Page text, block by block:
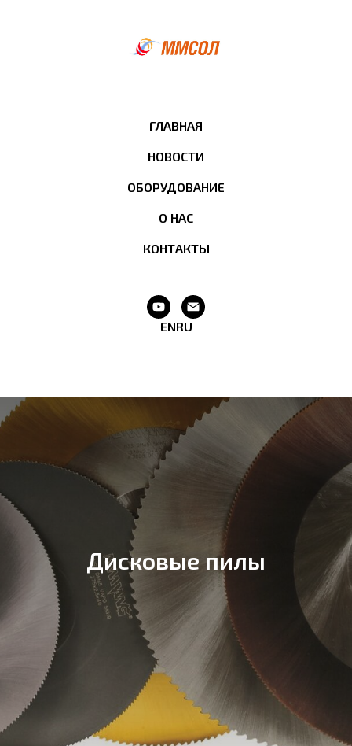
ГЛАВНАЯ
НОВОСТИ
ОБОРУДОВАНИЕ
О НАС
КОНТАКТЫ
ENRU
Дисковые пилы